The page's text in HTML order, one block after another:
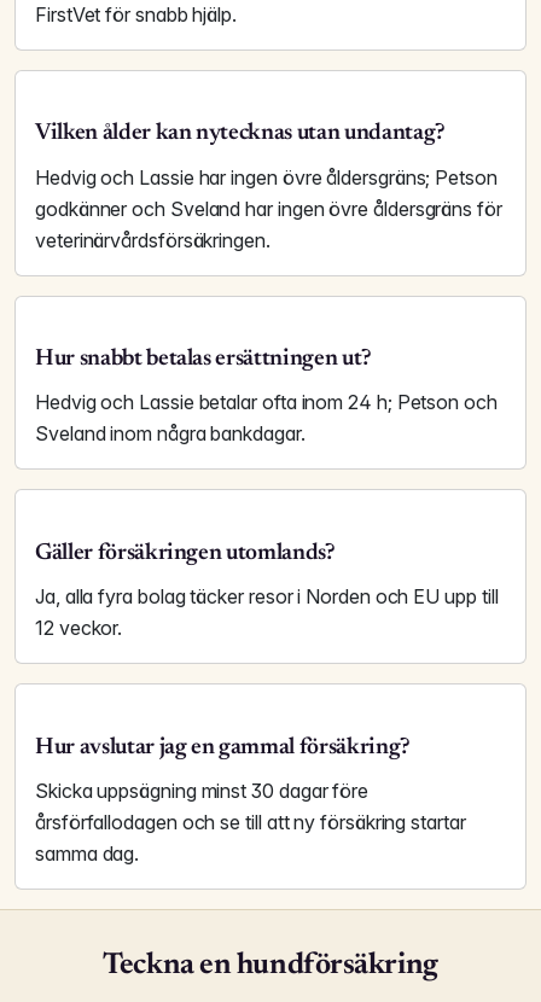
FirstVet för snabb hjälp.
Vilken ålder kan nytecknas utan undantag?
Hedvig och Lassie har ingen övre åldersgräns; Petson
godkänner och Sveland har ingen övre åldersgräns för
veterinärvårdsförsäkringen.
Hur snabbt betalas ersättningen ut?
Hedvig och Lassie betalar ofta inom 24 h; Petson och
Sveland inom några bankdagar.
Gäller försäkringen utomlands?
Ja, alla fyra bolag täcker resor i Norden och EU upp till
12 veckor.
Hur avslutar jag en gammal försäkring?
Skicka uppsägning minst 30 dagar före
årsförfallodagen och se till att ny försäkring startar
samma dag.
Teckna en hundförsäkring